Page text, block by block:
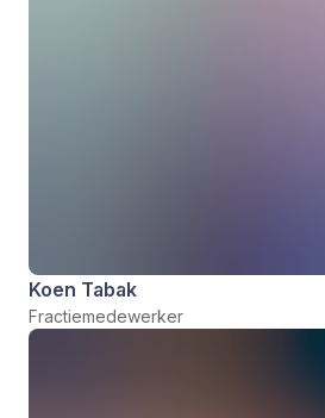
Koen Tabak
Fractiemedewerker